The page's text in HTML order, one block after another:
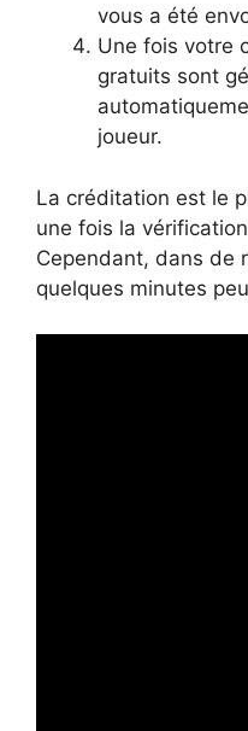
vous a été
Une fois votre
gratuits sont
joueur.
La créditation est le
une fois la
Cependant, dans de
quelques minutes